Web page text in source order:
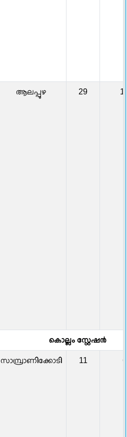
ആലപ്പുഴ 29
കൊല്ലം സ്റ്റേഷ൯
സാമ്പ്രാണിക്കോടി 11 6